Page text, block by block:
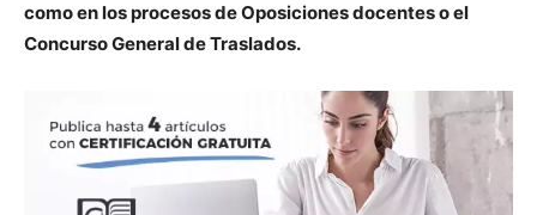
como en los procesos de Oposiciones docentes o el
Concurso General de Traslados.